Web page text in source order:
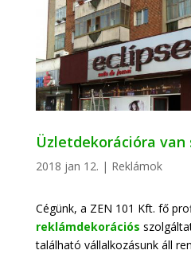
Üzletdekorációra van
2018 jan 12. | Reklámok
Cégünk, a ZEN 101 Kft. fő
reklámdekorációs
található vállalkozásunk áll